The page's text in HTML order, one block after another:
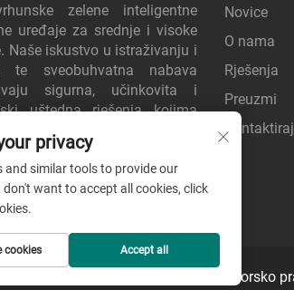
zelene inteligentne
uređaje za srednje i visoke
Naše iskustvo u istraživanju i
te sveobuhvatna nabava
sigurna, učinkovita i
uštedna rješenja kojima
klijenti vjeruju. Zatražite
već danas.
Novice
O nama
Rješenja
Preuzmi
Autorsko
privacy
and similar tools to provide our
don't want to accept all cookies, click
cookies Accept all